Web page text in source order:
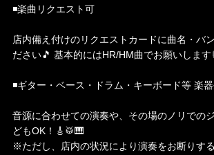
◾️楽曲リクエスト可
店内備え付けのリクエストカードに曲名・バ
ださい🎵 基本的にはHR/HM曲でお願いします
◾️ギター・ベース・ドラム・キーボード等 楽
音源に合わせての演奏や、その場のノリでの
どもOK！🎸🥁🎹
※ただし、店内の状況により演奏をお断りする